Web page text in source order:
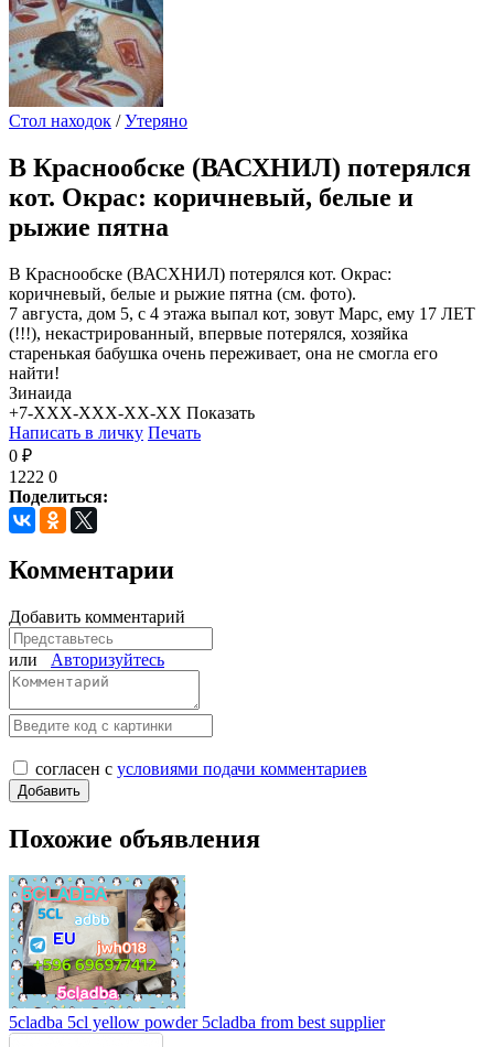
Стол находок /Утеряно
В Краснообске (ВАСХНИЛ) потерялся
кот. Окрас: коричневый, белые и
рыжие пятна
В Краснообске (ВАСХНИЛ) потерялся кот. Окрас:
коричневый, белые и рыжие пятна (см. фото).
7 августа, дом 5, с 4 этажа выпал кот, зовут Марс, ему 17 ЛЕТ
(!!!), некастрированный, впервые потерялся, хозяйка
старенькая бабушка очень переживает, она не смогла его
найти!
Зинаида
+7-XXX-XXX-XX-XX Показать
Написать в личку Печать
0 ₽
1222 0
Поделиться:
Комментарии
Добавить комментарий
или Авторизуйтесь
согласен с условиями подачи комментариев
Похожие объявления
5cladba 5cl yellow powder 5cladba from best supplier